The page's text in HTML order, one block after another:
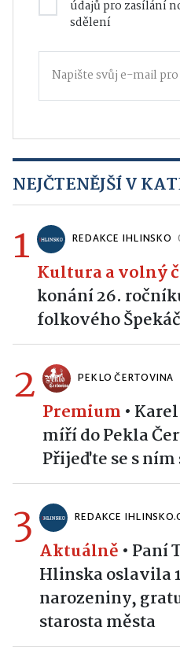
údajůpro zasílání
sdělení
NEJČTENĚJŠÍ V
1 REDAKCE IHLINSKO
Kultura a volný
konání 26.
folkového
2 PEKLO ČERTOVINA
Premium •
míří do Pekla
Přijeďte se s
3 REDAKCE
Aktuálně • Paní
Hlinska oslavila
narozeniny,
starosta města